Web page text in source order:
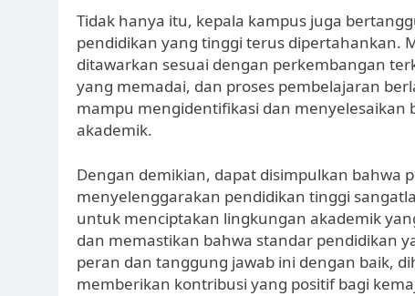
Tidak hanya itu, kepala kampus juga
pendidikan yang tinggi terus dipertahankan.
ditawarkan sesuai dengan perkembangan
yang memadai, dan proses pembelajaran
mampu mengidentifikasi dan
akademik.
Dengan demikian, dapat disimpulkan bahwa
menyelenggarakan pendidikan tinggi
untuk menciptakan lingkungan akademik
dan memastikan bahwa standar pendidikan
peran dan tanggung jawab ini dengan baik,
memberikan kontribusi yang positif bagi